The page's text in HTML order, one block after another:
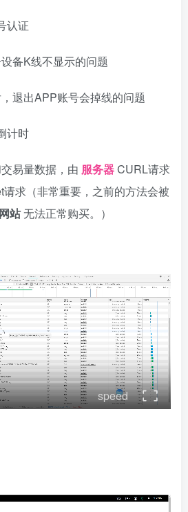
认证
备K线不显示的问题
退出APP账号会掉线的问题
计时
易量数据，由 服务器CURL请求
求（非常重要，之前的方法会被
网站无法正常购买。）
speed